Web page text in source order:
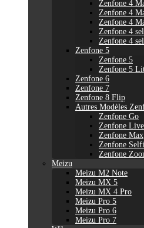
Zenfone 4
Zenfone 4
Zenfone 4
Zenfone 4
Zenfone 4
Zenfone 5
Zenfone 5
Zenfone 5
Zenfone 6
Zenfone 7
Zenfone 8 Flip
Autres Modèles
Zenfone Go
Zenfone Live
Zenfone Max
Zenfone
Zenfone
Meizu
Meizu M2 Note
Meizu MX 5
Meizu MX 4 Pro
Meizu Pro 5
Meizu Pro 6
Meizu Pro 7